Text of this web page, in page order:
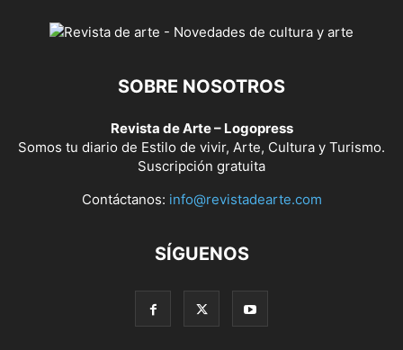
SOBRE NOSOTROS
Revista de Arte – Logopress
Somos tu diario de Estilo de vivir, Arte, Cultura y Turismo.
Suscripción gratuita
Contáctanos: info@revistadearte.com
SÍGUENOS